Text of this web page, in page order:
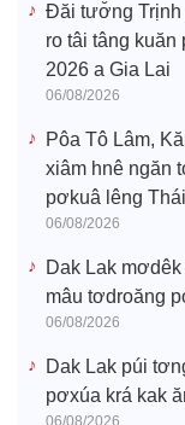
Đăi tươ̆ng Trịnh
ro tâi tâng
2026 a Gia Lai
06/08/2026
Pôa Tô Lâm,
xiâm hnê ngăn
pơkuâ lêng
06/08/2026
Dak Lak
mâu tơdroăng
06/08/2026
Dak Lak púi
pơxúa krá kak
06/08/2026